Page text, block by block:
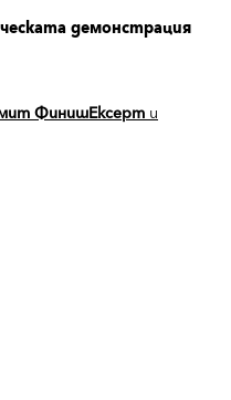
демонстрация
ФинишЕксерти